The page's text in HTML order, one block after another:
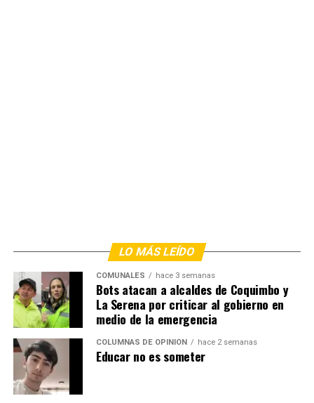
LO MÁS LEÍDO
COMUNALES hace 3 semanas
Bots atacan a alcaldes de Coquimbo y
La Serena por criticar al gobierno en
medio de la emergencia
COLUMNAS DE OPINIÓN hace 2 semanas
Educar no es someter